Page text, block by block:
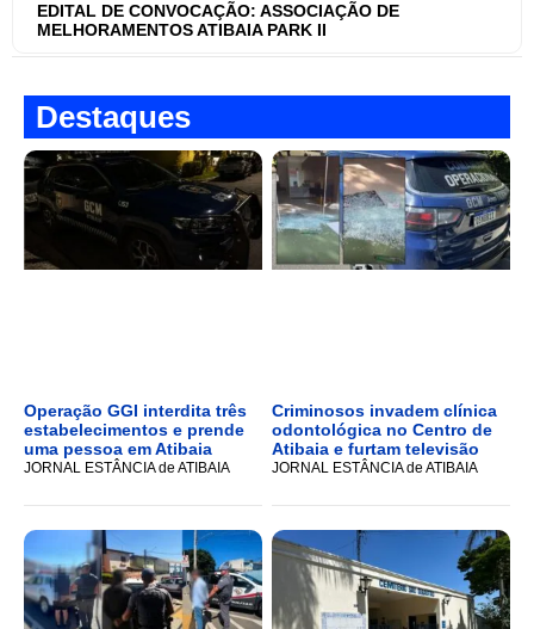
EDITAL DE CONVOCAÇÃO: ASSOCIAÇÃO DE
MELHORAMENTOS ATIBAIA PARK II
Destaques
Operação GGI interdita três
estabelecimentos e prende
uma pessoa em Atibaia
JORNAL ESTÂNCIA de ATIBAIA
Criminosos invadem clínica
odontológica no Centro de
Atibaia e furtam televisão
JORNAL ESTÂNCIA de ATIBAIA